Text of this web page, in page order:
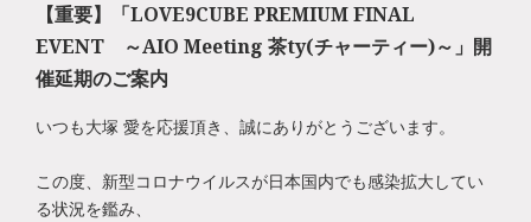
【重要】「LOVE9CUBE PREMIUM FINAL
EVENT ～AIO Meeting 茶ty(チャーティー)～」開
催延期のご案内
いつも大塚 愛を応援頂き、誠にありがとうございます。
この度、新型コロナウイルスが日本国内でも感染拡大してい
る状況を鑑み、